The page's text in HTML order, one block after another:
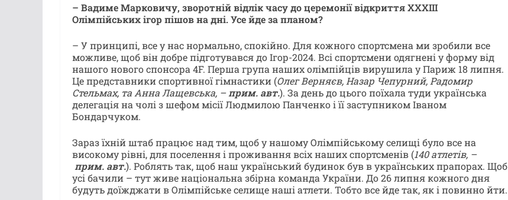
– Вадиме Марковичу, зворотній відлік часу до церемонії відкриття ХХХІІІ
Олімпійських ігор пішов на дні. Усе йде за планом?
– У принципі, все у нас нормально, спокійно. Для кожного спортсмена ми зробили все
можливе, щоб він добре підготувався до Ігор-2024. Всі спортсмени одягнені у форму від
нашого нового спонсора 4F. Перша група наших олімпійців вирушила у Париж 18 липня.
Це представники спортивної гімнастики (Олег Верняєв, Назар Чепурний, Радомир
Стельмах, та Анна Лащевська, –прим. авт.). За день до цього поїхала туди українська
делегація на чолі з шефом місії Людмилою Панченко і її заступником Іваном
Бондарчуком.
Зараз їхній штаб працює над тим, щоб у нашому Олімпійському селищі було все на
високому рівні, для поселення і проживання всіх наших спортсменів (140 атлетів, –
прим. авт.). Роблять так, щоб наш український будинок був в українських прапорах. Щоб
усі бачили – тут живе національна збірна команда України. До 26 липня кожного дня
будуть доїжджати в Олімпійське селище наші атлети. Тобто все йде так, як і повинно йти.